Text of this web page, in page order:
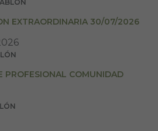
EXTRAORDINARIA 30/07/2026
PROFESIONAL COMUNIDAD